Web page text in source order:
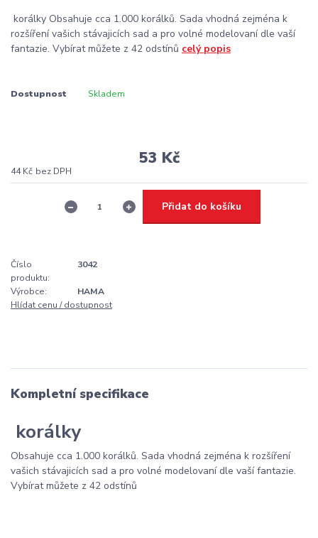
korálky Obsahuje cca 1.000 korálků. Sada vhodná zejména k
rozšíření vašich stávajicích sad a pro volné modelovaní dle vaší
fantazie. Vybírat můžete z 42 odstínů celý popis
Dostupnost Skladem
53 Kč
44 Kč bez DPH
Přidat do košíku
Číslo
produktu:
3042
Výrobce:
HAMA
Hlídat cenu / dostupnost
Kompletní specifikace
korálky
Obsahuje cca 1.000 korálků. Sada vhodná zejména k rozšíření
vašich stávajicích sad a pro volné modelovaní dle vaší fantazie.
Vybírat můžete z 42 odstínů